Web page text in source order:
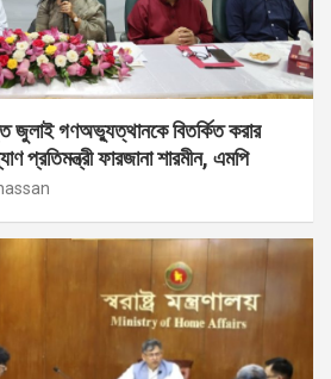
জুলাই গণঅভ্যুত্থানকে বিতর্কিত করার
প্রতিমন্ত্রী ফারজানা শারমীন, এমপি